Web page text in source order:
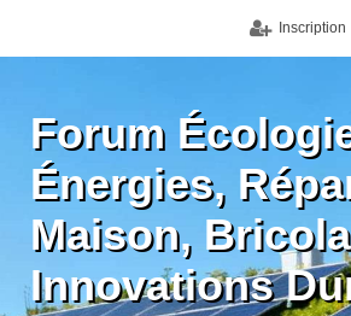
Inscription
Forum
Énergies,
Maison,
Innovations